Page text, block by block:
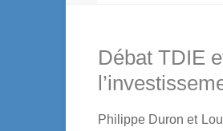
Débat TDIE
Philippe Duron et